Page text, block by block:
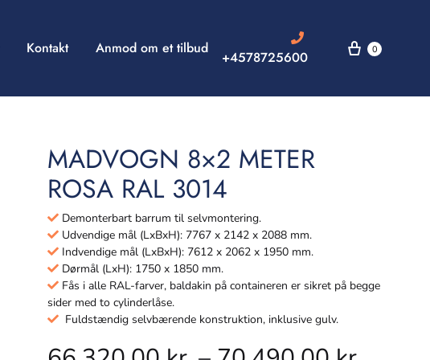
Kontakt Anmod om et tilbud
+4578725600 0
MADVOGN 8×2 METER
ROSA RAL 3014
Demonterbart barrum til selvmontering.
Udvendige mål (LxBxH): 7767 x 2142 x 2088 mm.
Indvendige mål (LxBxH): 7612 x 2062 x 1950 mm.
Dørmål (LxH): 1750 x 1850 mm.
Fås i alle RAL-farver, baldakin på containeren er sikret på begge
sider med to cylinderlåse.
Fuldstændig selvbærende konstruktion, inklusive gulv.